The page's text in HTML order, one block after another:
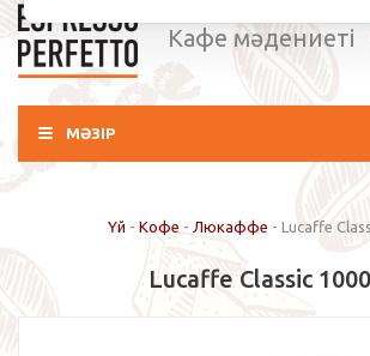
Кафе мәдениеті
МӘЗІР
Үй - Кофе - Люкаффе - Lucaffe
Lucaffe Classic